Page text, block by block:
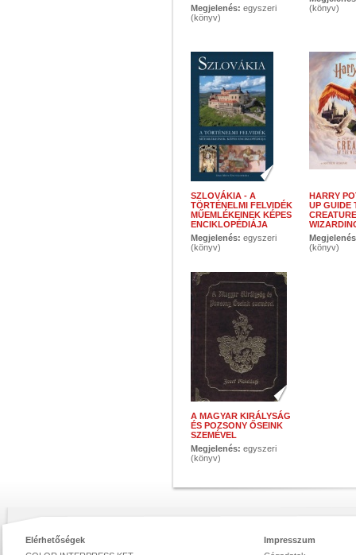
Megjelenés: egyszeri
(könyv)
(könyv)
SZLOVÁKIA - A
TÖRTÉNELMI FELVIDÉK
MŰEMLÉKEINEK KÉPES
ENCIKLOPÉDIÁJA
Megjelenés: egyszeri
(könyv)
HARRY
UP GUIDE
(könyv)
A MAGYAR KIRÁLYSÁG
ÉS POZSONY ŐSEINK
SZEMÉVEL
Megjelenés: egyszeri
(könyv)
Elérhetőségek
Impresszum